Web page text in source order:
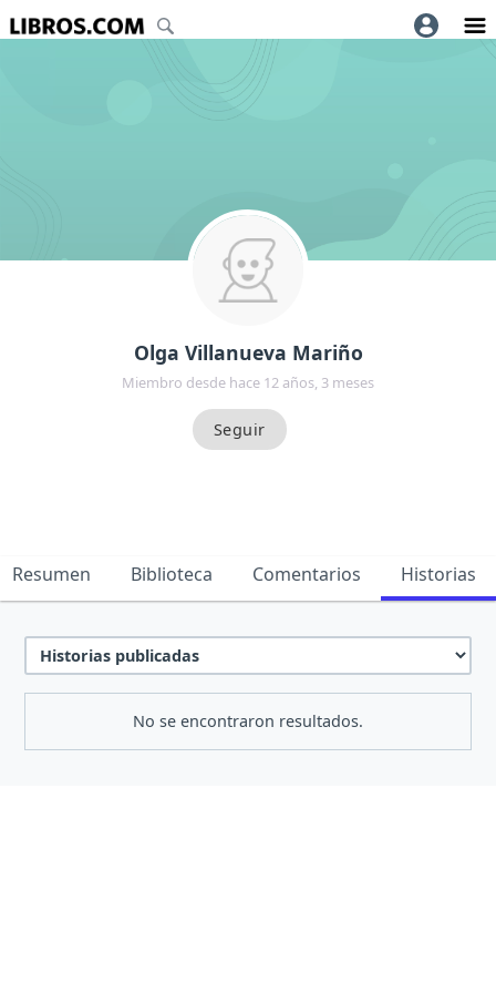
Olga Villanueva Mariño
Miembro desde hace 12 años, 3 meses
Resumen Biblioteca Comentarios Historias
No se encontraron resultados.